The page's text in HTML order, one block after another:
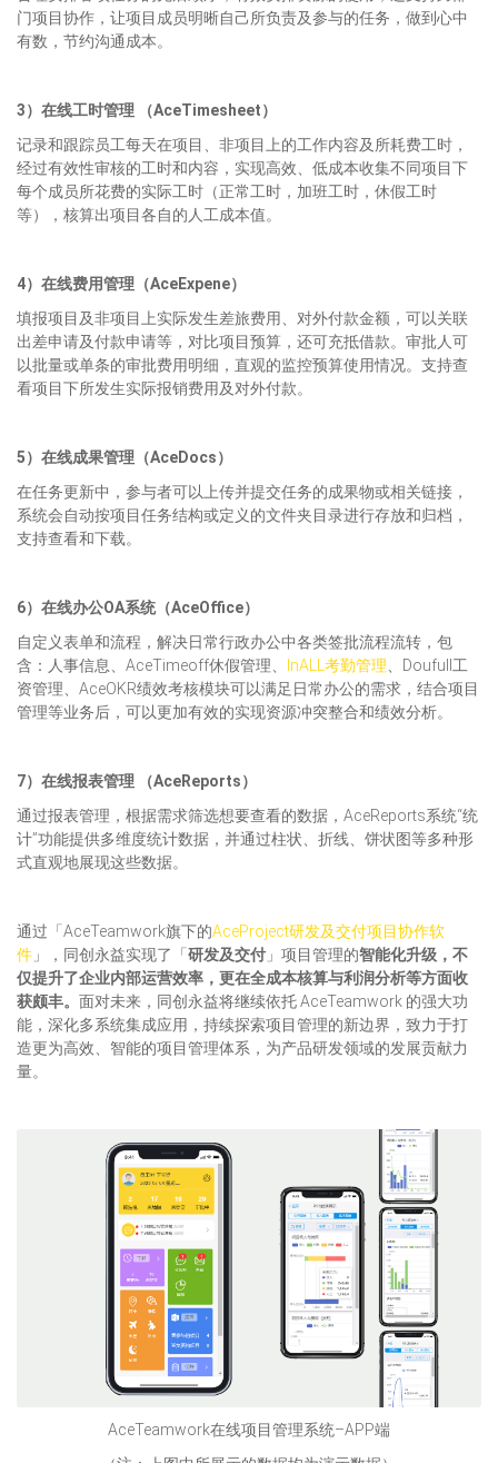
门项目协作，让项目成员明晰自己所负责及参与的任务，做到心中
有数，节约沟通成本。
3） 在线工时管理 （AceTimesheet）
记录和跟踪员工每天在项目、非项目上的工作内容及所耗费工时，
经过有效性审核的工时和内容，实现高效、低成本收集不同项目下
每个成员所花费的实际工时（正常工时，加班工时，休假工时
等），核算出项目各自的人工成本值。
4） 在线费用管理 （AceExpene）
填报项目及非项目上实际发生差旅费用、对外付款金额，可以关联
出差申请及付款申请等，对比项目预算，还可充抵借款。审批人可
以批量或单条的审批费用明细，直观的监控预算使用情况。支持查
看项目下所发生实际报销费用及对外付款。
5） 在线成果管理 （AceDocs）
在任务更新中，参与者可以上传并提交任务的成果物或相关链接，
系统会自动按项目任务结构或定义的文件夹目录进行存放和归档，
支持查看和下载。
6） 在线办公OA系统（AceOffice）
自定义表单和流程，解决日常行政办公中各类签批流程流转，包
含：人事信息、AceTimeoff休假管理、
InALL考勤管理、Doufull工
资管理、AceOKR绩效考核模块可以满足日常办公的需求，结合项目
管理等业务后，可以更加有效的实现资源冲突整合和绩效分析。
7） 在线报表管理 （AceReports）
通过报表管理，根据需求筛选想要查看的数据，AceReports系统“统
计”功能提供多维度统计数据，并通过柱状、折线、饼状图等多种形
式直观地展现这些数据。
通过「AceTeamwork旗下的AceProject研发及交付项目协作软
件 」，同创永益实现了「 研发及交付 」项目管理的智能化升级，不
仅提升了企业内部运营效率，更在全成本核算与利润分析等方面收
获颇丰。 面对未来，同创永益将继续依托 AceTeamwork 的强大功
能，深化多系统集成应用，持续探索项目管理的新边界，致力于打
造更为高效、智能的项目管理体系，为产品研发领域的发展贡献力
量。
AceTeamwork在线项目管理系统–APP端